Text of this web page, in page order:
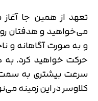
تعهد از همین جا
می‌خواهید و هدفتان
و به صورت آگاهانه و
حرکت خواهید کرد. به
سرعت بیشتری به
کلاوسر در این زمینه